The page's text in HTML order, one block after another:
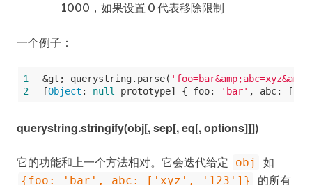
1000，如果设置 0 代表移除限制
一个例子：
1 &gt; querystring.parse(
2
[Object : null prototype] { foo: 'bar' , abc: [
querystring.stringify(obj[, sep[, eq[, options]]])
它的功能和上一个方法相对。它会迭代给定 obj 如
{foo: 'bar', abc: ['xyz', '123']} 的所有